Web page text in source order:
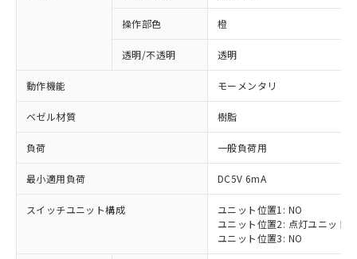
操作部色 橙
透明/不透明 透明
動作機能 モーメンタリ
ベゼル材質 樹脂
負荷 一般負荷用
最小適用負荷 DC5V 6mA
スイッチユニット構成
ユニット位置1: NO
ユニット位置2: 点灯ユニット
ユニット位置3: NO